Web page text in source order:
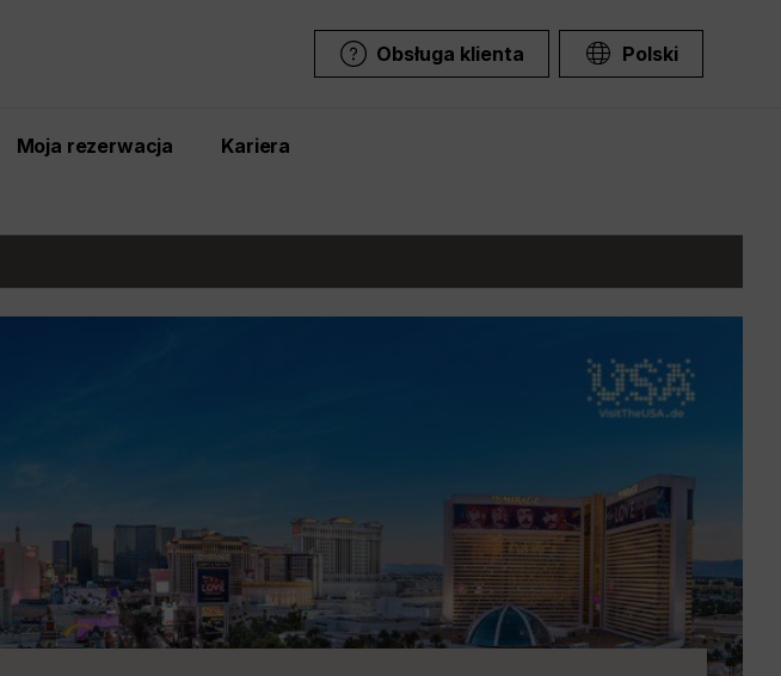
Obsługa klienta Polski
Moja rezerwacja Kariera